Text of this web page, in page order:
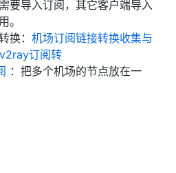
要导入订阅，其它客户端导入
。
换： 机场订阅链接转换收集与
订阅转
：把多个机场的节点放在一